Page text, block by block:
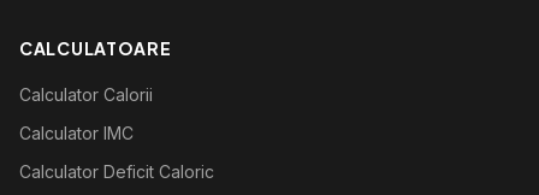
CALCULATOARE
Calculator Calorii
Calculator IMC
Calculator Deficit Caloric